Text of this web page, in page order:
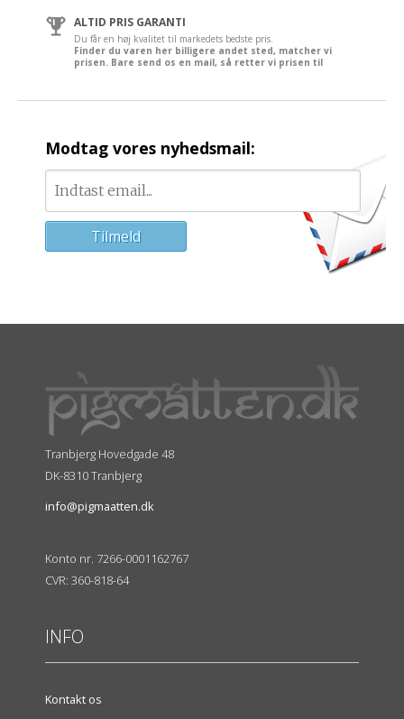
ALTID PRIS GARANTI
Du får en høj kvalitet til markedets bedste pris.
Finder du varen her billigere andet sted, matcher vi
prisen. Bare send os en mail, så retter vi prisen til
Modtag vores nyhedsmail:
Tranbjerg Hovedgade 48
DK-8310 Tranbjerg
info@pigmaatten.dk
Konto nr. 7266-0001162767
CVR: 360-818-64
INFO
Kontakt os